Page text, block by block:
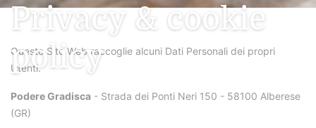
Privacy & cookie
policy
Questo Sito Web raccoglie alcuni Dati Personali dei propri
Utenti.
Podere Gradisca - Strada dei Ponti Neri 150 - 58100 Alberese
(GR)